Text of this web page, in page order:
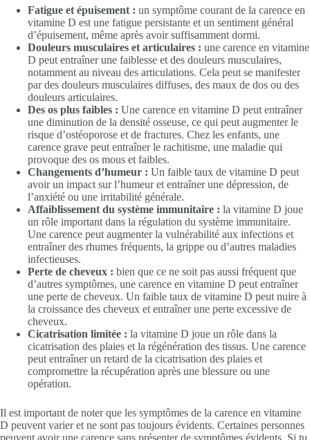
Fatigue et épuisement : un symptôme courant de la carence en
vitamine D est une fatigue persistante et un sentiment général
d’épuisement, même après avoir suffisamment dormi.
Douleurs musculaires et articulaires : une carence en vitamine
D peut entraîner une faiblesse et des douleurs musculaires,
notamment au niveau des articulations. Cela peut se manifester
par des douleurs musculaires diffuses, des maux de dos ou des
douleurs articulaires.
Des os plus faibles : Une carence en vitamine D peut entraîner
une diminution de la densité osseuse, ce qui peut augmenter le
risque d’ostéoporose et de fractures. Chez les enfants, une
carence grave peut entraîner le rachitisme, une maladie qui
provoque des os mous et faibles.
Changements d’humeur : Un faible taux de vitamine D peut
avoir un impact sur l’humeur et entraîner une dépression, de
l’anxiété ou une irritabilité générale.
Affaiblissement du système immunitaire : la vitamine D joue
un rôle important dans la régulation du système immunitaire.
Une carence peut augmenter la vulnérabilité aux infections et
entraîner des rhumes fréquents, la grippe ou d’autres maladies
infectieuses.
Perte de cheveux : bien que ce ne soit pas aussi fréquent que
d’autres symptômes, une carence en vitamine D peut entraîner
une perte de cheveux. Un faible taux de vitamine D peut nuire à
la croissance des cheveux et entraîner une perte excessive de
cheveux.
Cicatrisation limitée : la vitamine D joue un rôle dans la
cicatrisation des plaies et la régénération des tissus. Une carence
peut entraîner un retard de la cicatrisation des plaies et
compromettre la récupération après une blessure ou une
opération.
Il est important de noter que les symptômes de la carence en vitamine
D peuvent varier et ne sont pas toujours évidents. Certaines personnes
peuvent avoir une carence sans présenter de symptômes évidents. Si tu